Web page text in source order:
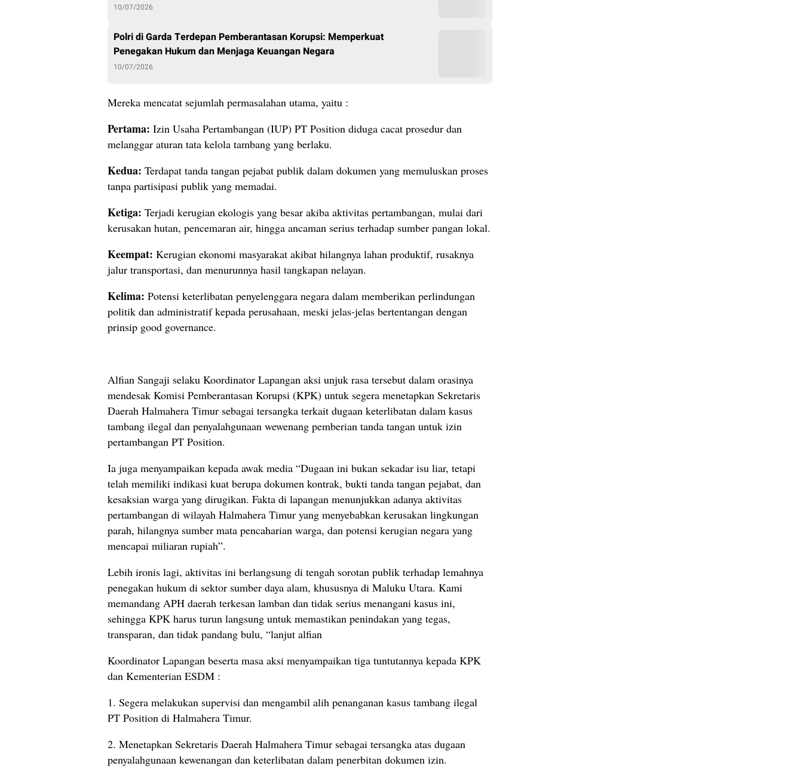
10/07/2026
Polri di Garda Terdepan Pemberantasan Korupsi: Memperkuat
Penegakan Hukum dan Menjaga Keuangan Negara
10/07/2026
Mereka mencatat sejumlah permasalahan utama, yaitu :
Pertama: Izin Usaha Pertambangan (IUP) PT Position diduga cacat prosedur dan
melanggar aturan tata kelola tambang yang berlaku.
Kedua: Terdapat tanda tangan pejabat publik dalam dokumen yang memuluskan proses
tanpa partisipasi publik yang memadai.
Ketiga: Terjadi kerugian ekologis yang besar akiba aktivitas pertambangan, mulai dari
kerusakan hutan, pencemaran air, hingga ancaman serius terhadap sumber pangan lokal.
Keempat: Kerugian ekonomi masyarakat akibat hilangnya lahan produktif, rusaknya
jalur transportasi, dan menurunnya hasil tangkapan nelayan.
Kelima: Potensi keterlibatan penyelenggara negara dalam memberikan perlindungan
politik dan administratif kepada perusahaan, meski jelas-jelas bertentangan dengan
prinsip good governance.
Alfian Sangaji selaku Koordinator Lapangan aksi unjuk rasa tersebut dalam orasinya
mendesak Komisi Pemberantasan Korupsi (KPK) untuk segera menetapkan Sekretaris
Daerah Halmahera Timur sebagai tersangka terkait dugaan keterlibatan dalam kasus
tambang ilegal dan penyalahgunaan wewenang pemberian tanda tangan untuk izin
pertambangan PT Position.
Ia juga menyampaikan kepada awak media “Dugaan ini bukan sekadar isu liar, tetapi
telah memiliki indikasi kuat berupa dokumen kontrak, bukti tanda tangan pejabat, dan
kesaksian warga yang dirugikan. Fakta di lapangan menunjukkan adanya aktivitas
pertambangan di wilayah Halmahera Timur yang menyebabkan kerusakan lingkungan
parah, hilangnya sumber mata pencaharian warga, dan potensi kerugian negara yang
mencapai miliaran rupiah”.
Lebih ironis lagi, aktivitas ini berlangsung di tengah sorotan publik terhadap lemahnya
penegakan hukum di sektor sumber daya alam, khususnya di Maluku Utara. Kami
memandang APH daerah terkesan lamban dan tidak serius menangani kasus ini,
sehingga KPK harus turun langsung untuk memastikan penindakan yang tegas,
transparan, dan tidak pandang bulu, “lanjut alfian
Koordinator Lapangan beserta masa aksi menyampaikan tiga tuntutannya kepada KPK
dan Kementerian ESDM :
1. Segera melakukan supervisi dan mengambil alih penanganan kasus tambang ilegal
PT Position di Halmahera Timur.
2. Menetapkan Sekretaris Daerah Halmahera Timur sebagai tersangka atas dugaan
penyalahgunaan kewenangan dan keterlibatan dalam penerbitan dokumen izin.